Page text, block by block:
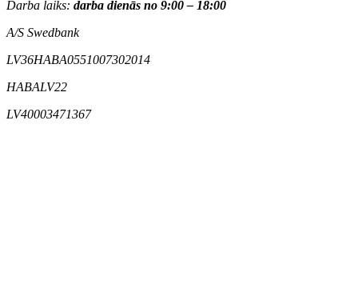
Darba laiks: darba dienās no 9:00 – 18:00
A/S Swedbank
LV36HABA0551007302014
HABALV22
LV40003471367